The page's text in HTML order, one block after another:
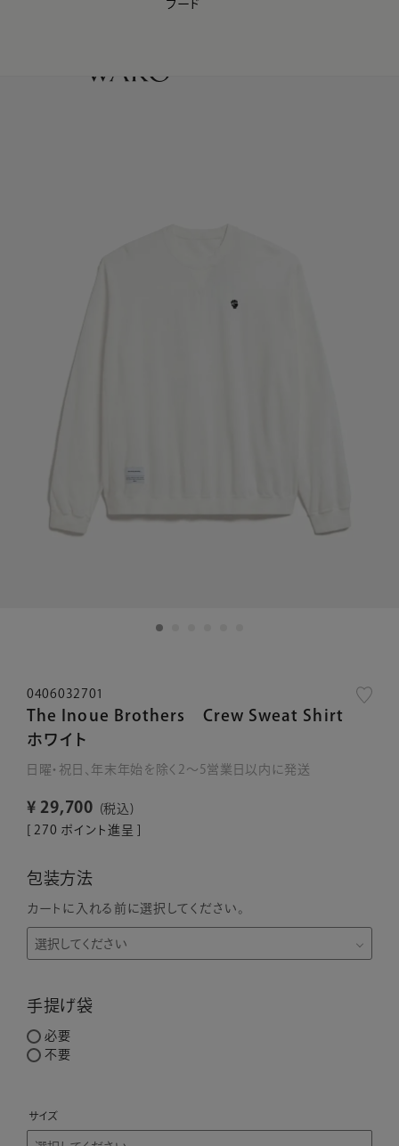
【会員様限定】夏のプレゼントキャンペーン開催中
フード
0406032701
The Inoue Brothers Crew Sweat Shirt
ホワイト
日曜・祝日、年末年始を除く2～5営業日以内に発送
¥ 29,700
税込
270 ポイント進呈 ]
包装方法
カートに入れる前に選択してください。
手提げ袋
必要
不要
サイズ